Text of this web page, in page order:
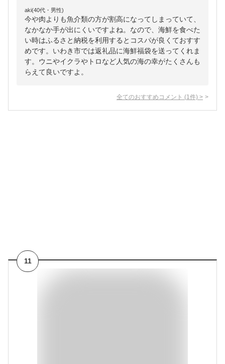
aki(40代・男性)
今や肉よりも魚介類の方が割高になってしまっていて、
なかなか手が出にくいですよね。なので、海鮮を食べた
い時はふるさと納税を利用するとコスパが良くておすす
めです。いわき市では返礼品に海鮮福袋を送ってくれま
す。ウニやイクラやトロなど人気の海の幸がたくさんも
らえて良いですよ。
全てのおすすめコメント (1 件) >
11